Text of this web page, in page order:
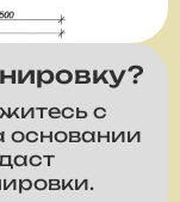
с
основании